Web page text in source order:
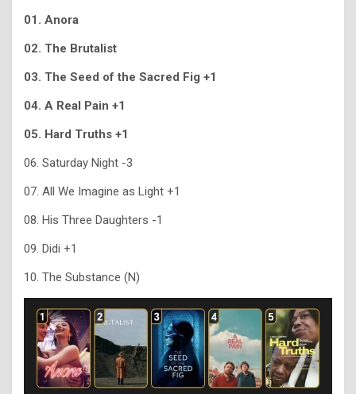
01. Anora
02. The Brutalist
03. The Seed of the Sacred Fig +1
04. A Real Pain +1
05. Hard Truths +1
06. Saturday Night -3
07. All We Imagine as Light +1
08. His Three Daughters -1
09. Didi +1
10. The Substance (N)